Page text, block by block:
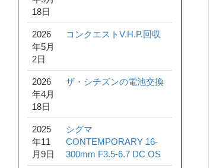
18日
2026
年5月
2日
コンクエストV.H.P.回収
2026
年4月
18日
ザ・シチズンの電池交換
2025
年11
月9日
シグマ
CONTEMPORARY 16-
300mm F3.5-6.7 DC OS